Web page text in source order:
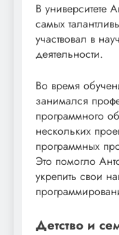
В университете
самых
участвовал в
деятельности.
Во время
занимался
программного
нескольких
программных
Это помогло
укрепить свои
Детство и